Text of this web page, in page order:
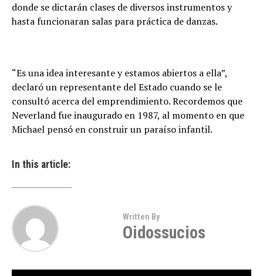
donde se dictarán clases de diversos instrumentos y
hasta funcionaran salas para práctica de danzas.
“Es una idea interesante y estamos abiertos a ella”,
declaró un representante del Estado cuando se le
consultó acerca del emprendimiento. Recordemos que
Neverland fue inaugurado en 1987, al momento en que
Michael pensó en construir un paraíso infantil.
In this article:
Written By
Oidossucios